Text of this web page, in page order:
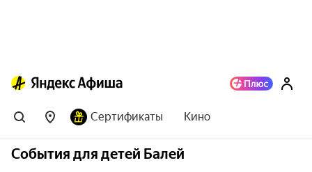
Сертификаты Кино
События для детей Балей